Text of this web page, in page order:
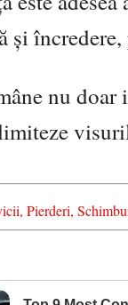
și
nu
Pierderi,